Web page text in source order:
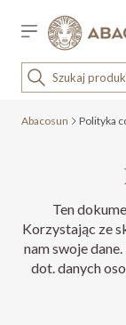
Sklep detaliczny
OUTLET
KOSMETYKI
Abacosun Polityka
Ten
Korzystając ze
nam swoje
dot. danych